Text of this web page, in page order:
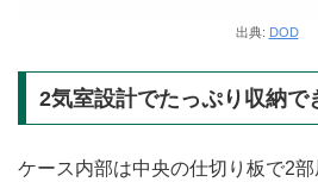
出典: DOD
2気室設計でたっぷり収納で
ケース内部は中央の仕切り板で2